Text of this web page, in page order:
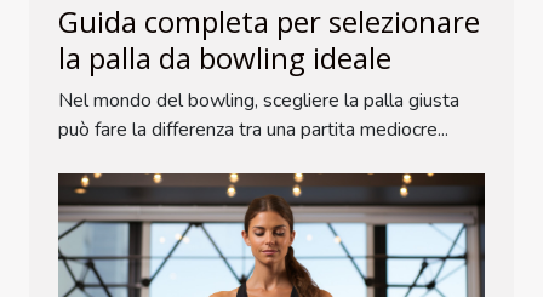
Guida completa per selezionare
la palla da bowling ideale
Nel mondo del bowling, scegliere la palla giusta
può fare la differenza tra una partita mediocre...